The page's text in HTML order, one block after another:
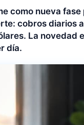
como nueva
cobros diarios
La novedad
día.